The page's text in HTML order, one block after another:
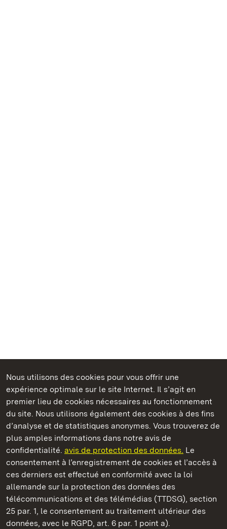
Nous utilisons des cookies pour vous offrir une
expérience optimale sur le site Internet. Il s’agit en
premier lieu de cookies nécessaires au fonctionnement
du site. Nous utilisons également des cookies à des fins
d’analyse et de statistiques anonymes. Vous trouverez de
plus amples informations dans notre avis de
confidentialité. avis de protection des données. Le
consentement à l’enregistrement de cookies et l’accès à
ces derniers est effectué en conformité avec la loi
allemande sur la protection des données des
télécommunications et des télémédias (TTDSG), section
25 par. 1, le consentement au traitement ultérieur des
données, avec le RGPD, art. 6 par. 1 point a).
Châteaux et jardins publics du Bade-Wurtemberg
Staatliche Schlösser und Gärten Baden‑Württemberg
Châteaux et jardins publics du Bade-Wurtemberg
ContactFAQ et réponsesMentions légales
Protection des données
Explications sur l’accessibilité
BITV-konform (geprüfte Seiten)